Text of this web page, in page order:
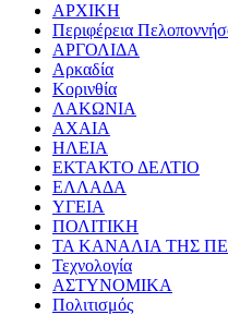
ΑΡΧΙΚΗ
Περιφέρεια
ΑΡΓΟΛΙΔΑ
Αρκαδία
Κορινθία
ΛΑΚΩΝΙΑ
ΑΧΑΙΑ
ΗΛΕΙΑ
ΕΚΤΑΚΤΟ ΔΕΛΤΙΟ
ΕΛΛΑΔΑ
ΥΓΕΙΑ
ΠΟΛΙΤΙΚΗ
ΤΑ ΚΑΝΑΛΙΑ ΤΗΣ
Τεχνολογία
ΑΣΤΥΝΟΜΙΚΑ
Πολιτισμός